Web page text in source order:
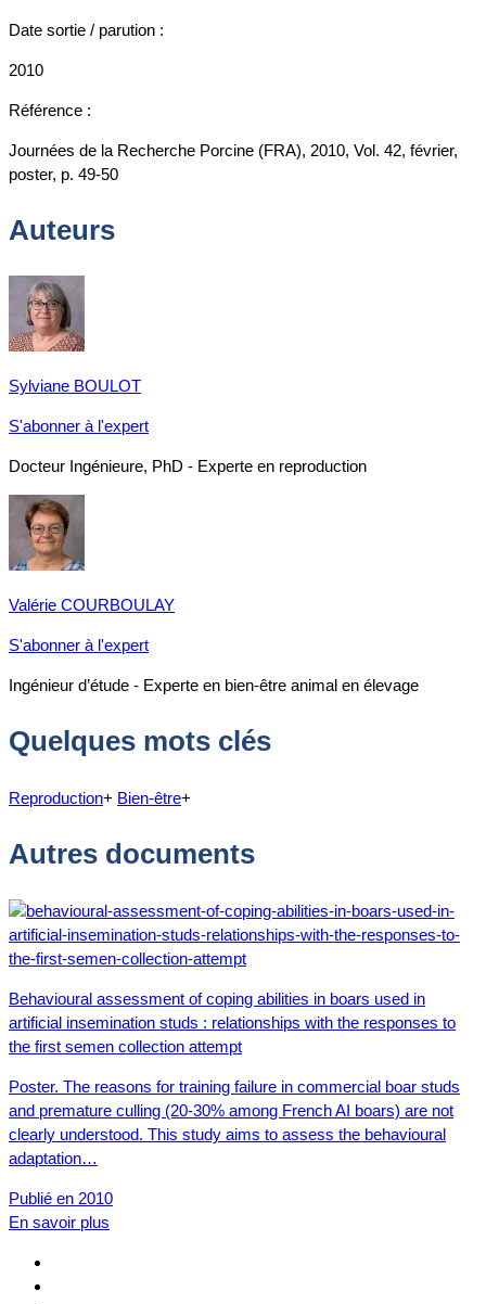
Date sortie / parution :
2010
Référence :
Journées de la Recherche Porcine (FRA), 2010, Vol. 42, février,
poster, p. 49-50
Auteurs
Sylviane BOULOT
S'abonner à l'expert
Docteur Ingénieure, PhD - Experte en reproduction
Valérie COURBOULAY
S'abonner à l'expert
Ingénieur d’étude - Experte en bien-être animal en élevage
Quelques mots clés
Reproduction+ Bien-être+
Autres documents
Behavioural assessment of coping abilities in boars used in
artificial insemination studs : relationships with the responses to
the first semen collection attempt
Poster. The reasons for training failure in commercial boar studs
and premature culling (20‐30% among French AI boars) are not
clearly understood. This study aims to assess the behavioural
adaptation…
Publié en 2010
En savoir plus